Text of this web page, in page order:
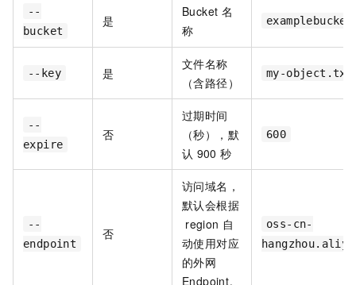
--
bucket
是
Bucket 名
称
examplebucket
--key 是
文件名称
（含路径）
my-object.txt
--
expire
否
过期时间
（秒），默
认 900 秒
600
--
endpoint
否
访问域名，
默认会根据
region 自
动使用对应
的外网
Endpoint。
oss-cn-